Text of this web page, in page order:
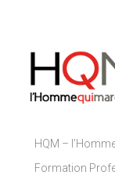
HQM –
Formation